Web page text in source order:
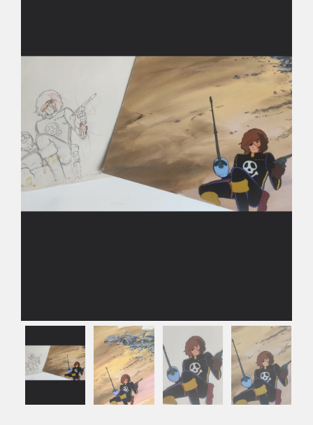
Livres & BD
Jeux & Jouets